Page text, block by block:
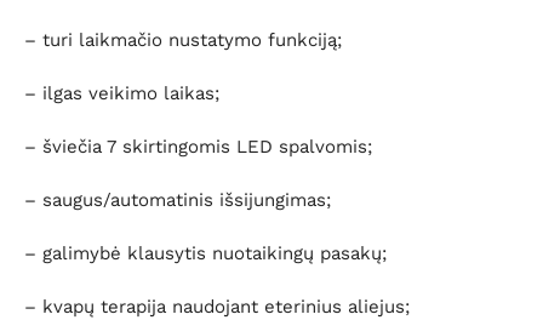
– turi laikmačio nustatymo funkciją;
– ilgas veikimo laikas;
– šviečia 7 skirtingomis LED spalvomis;
– saugus/automatinis išsijungimas;
– galimybė klausytis nuotaikingų pasakų;
– kvapų terapija naudojant eterinius aliejus;